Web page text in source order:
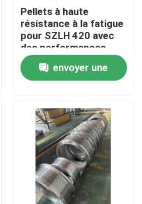
Pellets à haute
résistance à la fatigue
pour SZLH 420 avec
des performances
optimales
envoyer une